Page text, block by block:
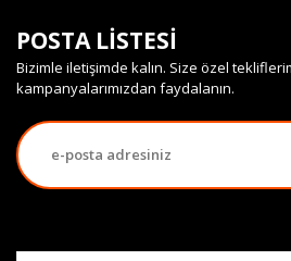
POSTA LİSTESİ
Bizimle iletişimde kalın. Size özel
kampanyalarımızdan faydalanın.